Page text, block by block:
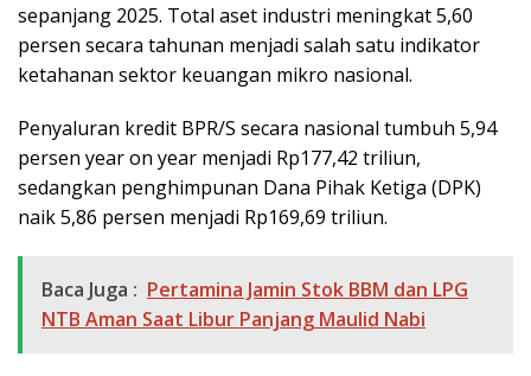
sepanjang 2025. Total aset industri meningkat 5,60
persen secara tahunan menjadi salah satu indikator
ketahanan sektor keuangan mikro nasional.
Penyaluran kredit BPR/S secara nasional tumbuh 5,94
persen year on year menjadi Rp177,42 triliun,
sedangkan penghimpunan Dana Pihak Ketiga (DPK)
naik 5,86 persen menjadi Rp169,69 triliun.
Baca Juga : Pertamina Jamin Stok BBM dan LPG
NTB Aman Saat Libur Panjang Maulid Nabi